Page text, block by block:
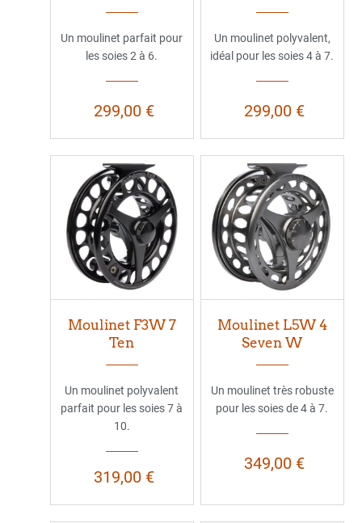
Un moulinet parfait pour
les soies 2 à 6.
299,00 €
Un moulinet polyvalent,
idéal pour les soies 4 à 7.
299,00 €
Moulinet F3W 7
Ten
Un moulinet polyvalent
parfait pour les soies 7 à
10.
319,00 €
Moulinet L5W 4
Seven W
Un moulinet très robuste
pour les soies de 4 à 7.
349,00 €